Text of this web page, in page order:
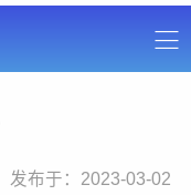
发布于：2023-03-02